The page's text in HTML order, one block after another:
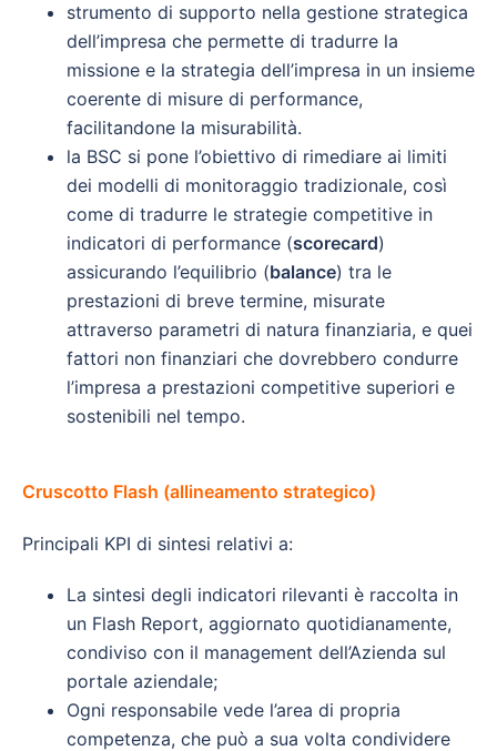
strumento di supporto nella gestione strategica
dell’impresa che permette di tradurre la
missione e la strategia dell’impresa in un insieme
coerente di misure di performance,
facilitandone la misurabilità.
la BSC si pone l’obiettivo di rimediare ai limiti
dei modelli di monitoraggio tradizionale, così
come di tradurre le strategie competitive in
indicatori di performance (scorecard)
assicurando l’equilibrio (balance) tra le
prestazioni di breve termine, misurate
attraverso parametri di natura finanziaria, e quei
fattori non finanziari che dovrebbero condurre
l’impresa a prestazioni competitive superiori e
sostenibili nel tempo.
Cruscotto Flash (allineamento strategico)
Principali KPI di sintesi relativi a:
La sintesi degli indicatori rilevanti è raccolta in
un Flash Report, aggiornato quotidianamente,
condiviso con il management dell’Azienda sul
portale aziendale;
Ogni responsabile vede l’area di propria
competenza, che può a sua volta condividere